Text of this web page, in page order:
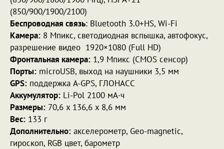
(850/900/1900/2100)
Беспроводная связь: Bluetooth 3.0+HS, Wi-Fi
Камера: 8 Мпикс, светодиодная вспышка, автофокус,
разрешение видео 1920×1080 (Full HD)
Фронтальная камера: 1,9 Mпикс (CMOS сенсор)
Порты: microUSB, выход на наушники 3,5 мм
GPS: поддержка A-GPS, ГЛОНАСС
Аккумулятор: Li-Pol 2100 мА·ч
Размеры: 70,6 x 136,6 x 8,6 мм
Вес: 133 г
Дополнительно: акселерометр, Geo-magnetic,
гироскоп, RGB цвет, барометр